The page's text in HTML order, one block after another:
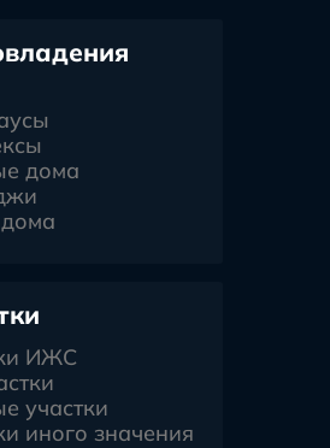
дома
ИЖС
участки
иного значения